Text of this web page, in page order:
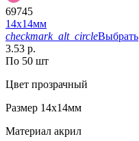
69745
14х14мм
checkmark_alt_circleВыбрать
3.53 р.
По 50 шт
Цвет прозрачный
Размер 14х14мм
Материал акрил